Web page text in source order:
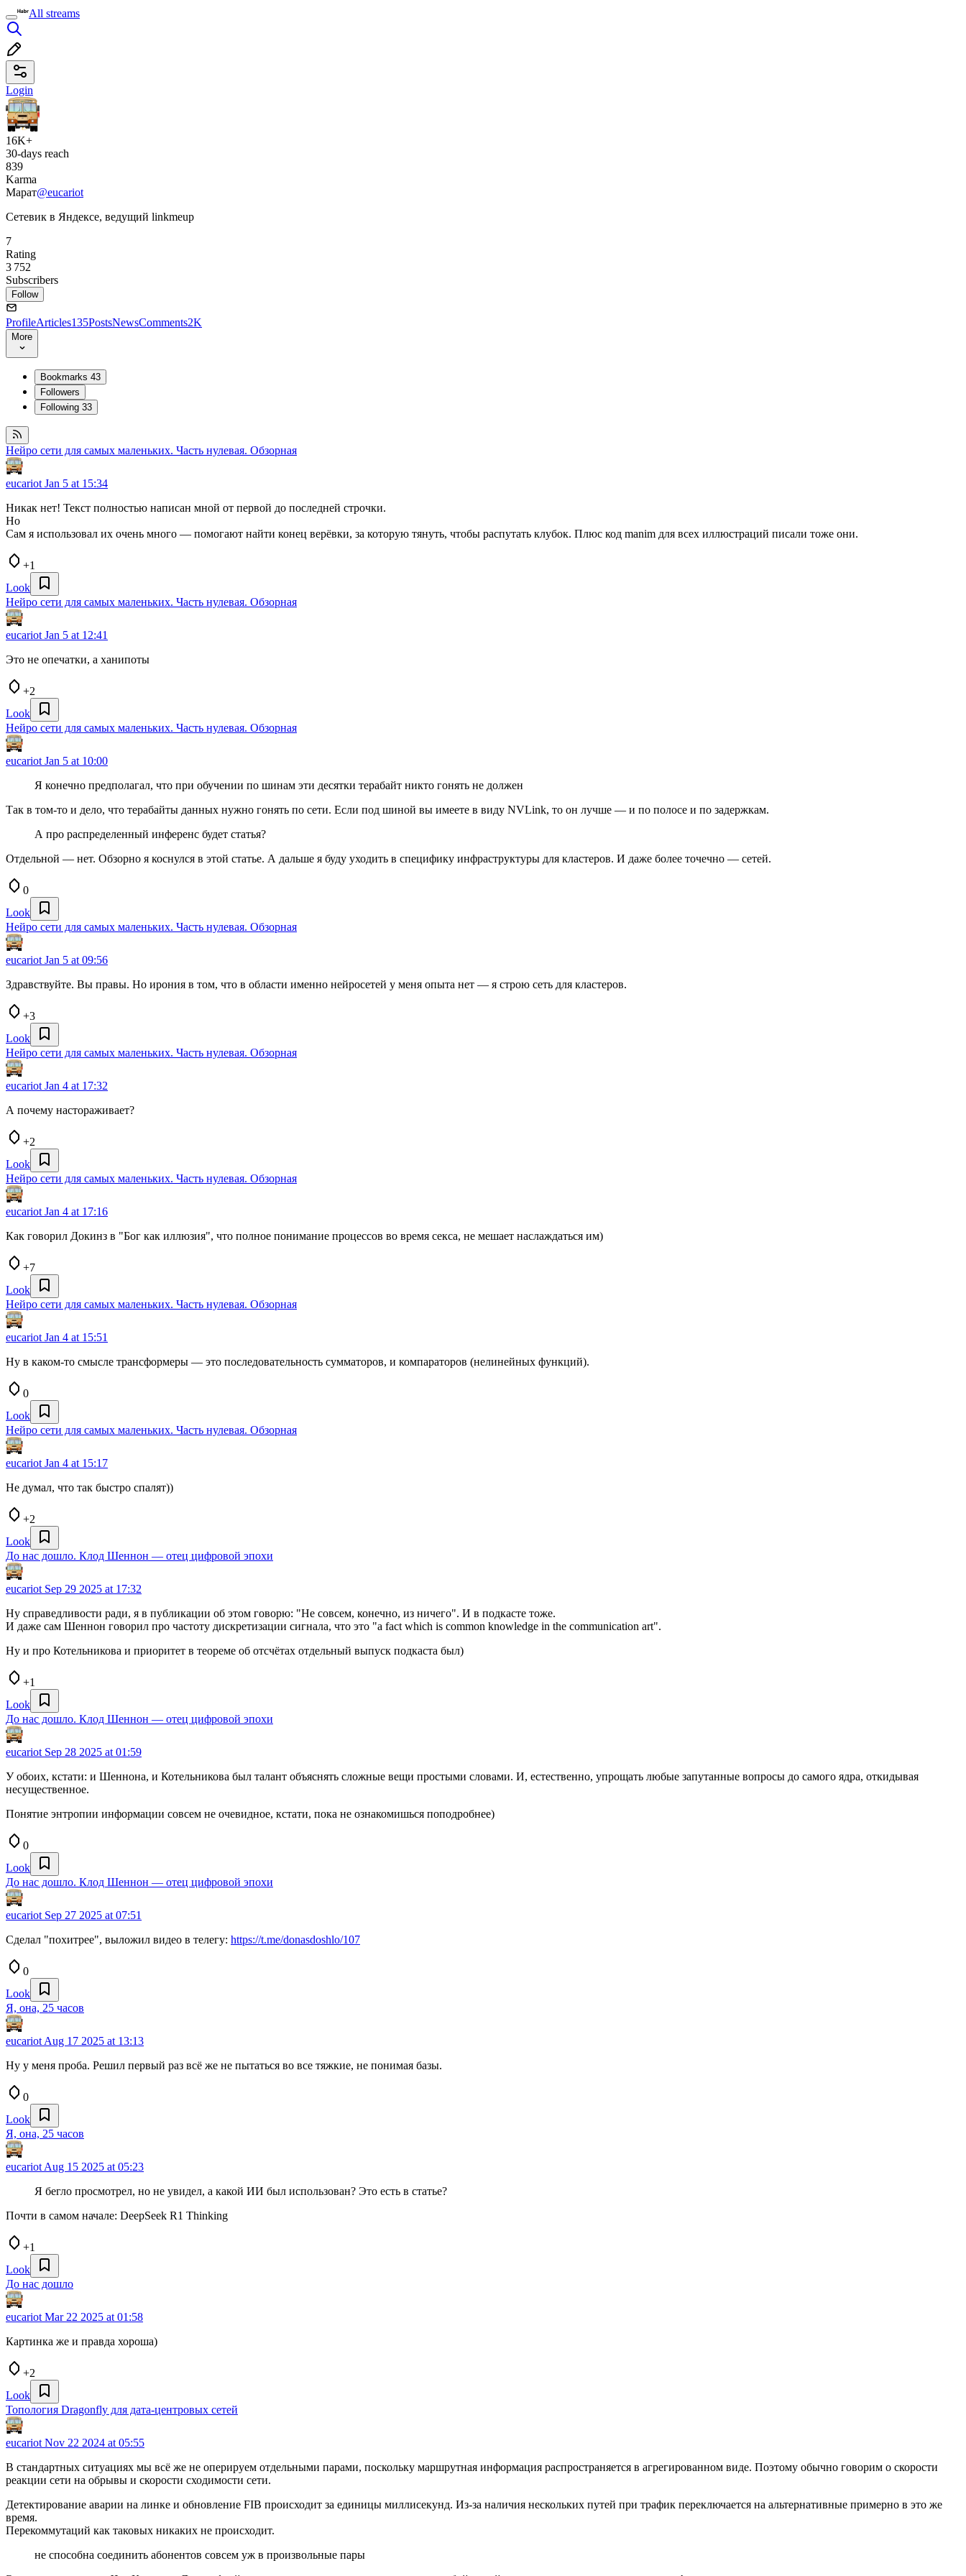
All streams
Login
16K+
30-days reach
839
Karma
Марат@eucariot
Сетевик в Яндексе, ведущий linkmeup
7
Rating
3 752
Subscribers
Follow
ProfileArticles135PostsNewsComments2K
More
Bookmarks 43
Followers
Following 33
Нейро сети для самых маленьких. Часть нулевая. Обзорная
eucariot Jan 5 at 15:34
Никак нет! Текст полностью написан мной от первой до последней строчки.
Но
Сам я использовал их очень много — помогают найти конец верёвки, за которую тянуть, чтобы распутать клубок. Плюс код manim для всех иллюстраций писали тоже они.
+1
Look
Нейро сети для самых маленьких. Часть нулевая. Обзорная
eucariot Jan 5 at 12:41
Это не опечатки, а ханипоты
+2
Look
Нейро сети для самых маленьких. Часть нулевая. Обзорная
eucariot Jan 5 at 10:00
Я конечно предполагал, что при обучении по шинам эти десятки терабайт никто гонять не должен
Так в том-то и дело, что терабайты данных нужно гонять по сети. Если под шиной вы имеете в виду NVLink, то он лучше — и по полосе и по задержкам.
А про распределенный инференс будет статья?
Отдельной — нет. Обзорно я коснулся в этой статье. А дальше я буду уходить в специфику инфраструктуры для кластеров. И даже более точечно — сетей.
0
Look
Нейро сети для самых маленьких. Часть нулевая. Обзорная
eucariot Jan 5 at 09:56
Здравствуйте. Вы правы. Но ирония в том, что в области именно нейросетей у меня опыта нет — я строю сеть для кластеров.
+3
Look
Нейро сети для самых маленьких. Часть нулевая. Обзорная
eucariot Jan 4 at 17:32
А почему настораживает?
+2
Look
Нейро сети для самых маленьких. Часть нулевая. Обзорная
eucariot Jan 4 at 17:16
Как говорил Докинз в "Бог как иллюзия", что полное понимание процессов во время секса, не мешает наслаждаться им)
+7
Look
Нейро сети для самых маленьких. Часть нулевая. Обзорная
eucariot Jan 4 at 15:51
Ну в каком-то смысле трансформеры — это последовательность сумматоров, и компараторов (нелинейных функций).
0
Look
Нейро сети для самых маленьких. Часть нулевая. Обзорная
eucariot Jan 4 at 15:17
Не думал, что так быстро спалят))
+2
Look
До нас дошло. Клод Шеннон — отец цифровой эпохи
eucariot Sep 29 2025 at 17:32
Ну справедливости ради, я в публикации об этом говорю: "Не совсем, конечно, из ничего". И в подкасте тоже.
И даже сам Шеннон говорил про частоту дискретизации сигнала, что это "a fact which is common knowledge in the communication art".
Ну и про Котельникова и приоритет в теореме об отсчётах отдельный выпуск подкаста был)
+1
Look
До нас дошло. Клод Шеннон — отец цифровой эпохи
eucariot Sep 28 2025 at 01:59
У обоих, кстати: и Шеннона, и Котельникова был талант объяснять сложные вещи простыми словами. И, естественно, упрощать любые запутанные вопросы до самого ядра, откидывая
несущественное.
Понятие энтропии информации совсем не очевидное, кстати, пока не ознакомишься поподробнее)
0
Look
До нас дошло. Клод Шеннон — отец цифровой эпохи
eucariot Sep 27 2025 at 07:51
Сделал "похитрее", выложил видео в телегу: https://t.me/donasdoshlo/107
0
Look
Я, она, 25 часов
eucariot Aug 17 2025 at 13:13
Ну у меня проба. Решил первый раз всё же не пытаться во все тяжкие, не понимая базы.
0
Look
Я, она, 25 часов
eucariot Aug 15 2025 at 05:23
Я бегло просмотрел, но не увидел, а какой ИИ был использован? Это есть в статье?
Почти в самом начале: DeepSeek R1 Thinking
+1
Look
До нас дошло
eucariot Mar 22 2025 at 01:58
Картинка же и правда хороша)
+2
Look
Топология Dragonfly для дата-центровых сетей
eucariot Nov 22 2024 at 05:55
В стандартных ситуациях мы всё же не оперируем отдельными парами, поскольку маршрутная информация распространяется в агрегированном виде. Поэтому обычно говорим о скорости
реакции сети на обрывы и скорости сходимости сети.
Детектирование аварии на линке и обновление FIB происходит за единицы миллисекунд. Из-за наличия нескольких путей при трафик переключается на альтернативные примерно в это же
время.
Перекоммутаций как таковых никаких не происходит.
не способна соединить абонентов совсем уж в произвольные пары